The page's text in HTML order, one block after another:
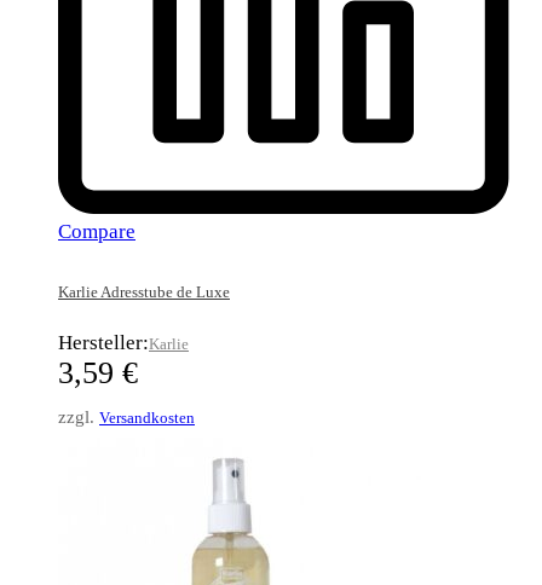
Compare
Karlie Adresstube de Luxe
Hersteller:Karlie
3,59 €
zzgl. Versandkosten